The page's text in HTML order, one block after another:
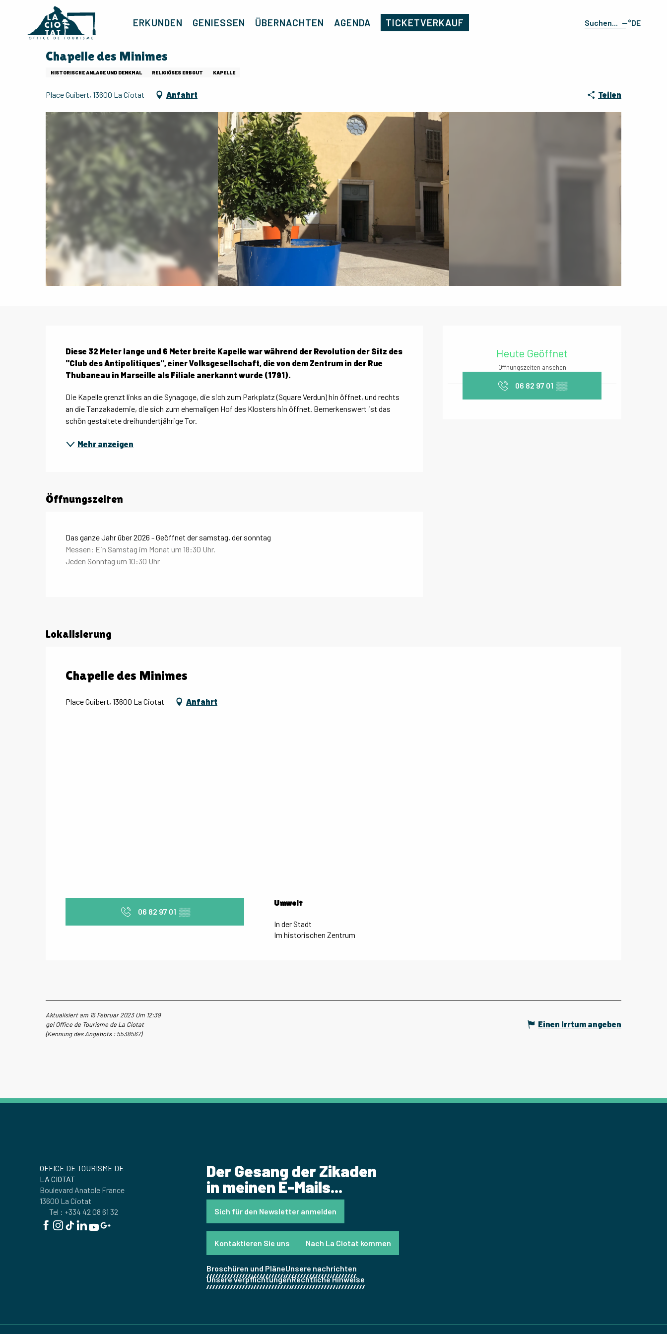
--°DE
ERKUNDEN GENIESSEN ÜBERNACHTEN AGENDA TICKETVERKAUF
Chapelle des Minimes
Chapelle des Minimes
HISTORISCHE ANLAGE UND DENKMAL RELIGIÖSES ERBGUT KAPELLE
Place Guibert, 13600 La Ciotat Anfahrt Teilen
Heute Geöffnet
Öffnungszeiten ansehen
06 82 97 01 ▒▒
Diese 32 Meter lange und 6 Meter breite Kapelle war während der Revolution der Sitz des
"Club des Antipolitiques", einer Volksgesellschaft, die von dem Zentrum in der Rue
Thubaneau in Marseille als Filiale anerkannt wurde (1791).
Die Kapelle grenzt links an die Synagoge, die sich zum Parkplatz (Square Verdun) hin öffnet, und rechts
an die Tanzakademie, die sich zum ehemaligen Hof des Klosters hin öffnet. Bemerkenswert ist das
schön gestaltete dreihundertjährige Tor.
Mehr anzeigen
Öffnungszeiten
Das ganze Jahr über 2026 - Geöffnet der samstag, der sonntag
Messen: Ein Samstag im Monat um 18:30 Uhr.
Jeden Sonntag um 10:30 Uhr
Lokalisierung
Chapelle des Minimes
Place Guibert, 13600 La Ciotat Anfahrt
06 82 97 01 ▒▒
Umwelt
Umwelt
In der Stadt
Im historischen Zentrum
Aktualisiert am 15 Februar 2023 Um 12:39
gei Office de Tourisme de La Ciotat
(Kennung des Angebots :5538567)
Einen Irrtum angeben
OFFICE DE TOURISME DE
LA CIOTAT
Boulevard Anatole France
13600 La Ciotat
Tel : +334 42 08 61 32
Der Gesang der Zikaden
in meinen E-Mails...
Sich für den Newsletter anmelden
Kontaktieren Sie uns Nach La Ciotat kommen
Broschüren und PläneUnsere nachrichten
Unsere verpflichtungenRechtliche Hinweise